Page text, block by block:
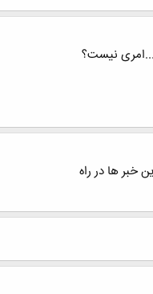
نیست؟
خبر ها در راه